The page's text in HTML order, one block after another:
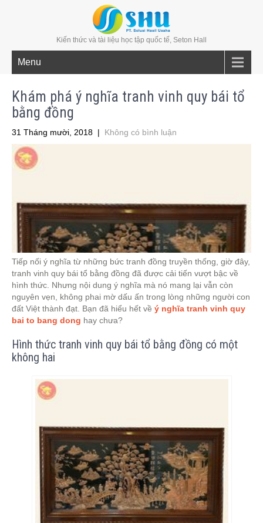
Kiến thức và tài liệu học tập quốc tế, Seton Hall
Menu
Khám phá ý nghĩa tranh vinh quy bái tổ
bằng đồng
31 Tháng mười, 2018 | Không có bình luận
Tiếp nối ý nghĩa từ những bức tranh đồng truyền thống, giờ đây,
tranh vinh quy bái tổ bằng đồng đã được cải tiến vượt bậc về
hình thức. Nhưng nội dung ý nghĩa mà nó mang lại vẫn còn
nguyên vẹn, không phai mờ dấu ấn trong lòng những người con
đất Việt thành đạt. Bạn đã hiểu hết về ý nghĩa tranh vinh quy
bai to bang dong hay chưa?
Hình thức tranh vinh quy bái tổ bằng đồng có một
không hai